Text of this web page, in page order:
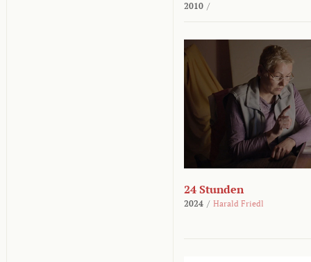
2010 /
24 Stunden
2024 / Harald Friedl